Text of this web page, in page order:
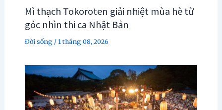
Mì thạch Tokoroten giải nhiệt mùa hè từ
góc nhìn thi ca Nhật Bản
Đời sống/1 tháng 08, 2026